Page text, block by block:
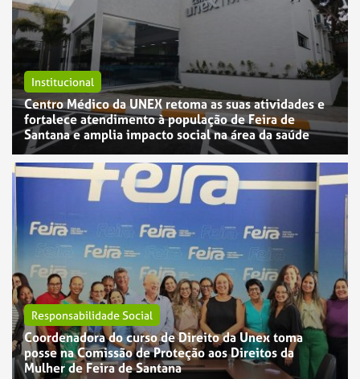
Institucional
Centro Médico da UNEX retoma as suas atividades e
fortalece atendimento à população de Feira de
Santana e amplia impacto social na área da saúde
Responsabilidade Social
Coordenadora do curso de Direito da Unex toma
posse na Comissão de Proteção aos Direitos da
Mulher de Feira de Santana